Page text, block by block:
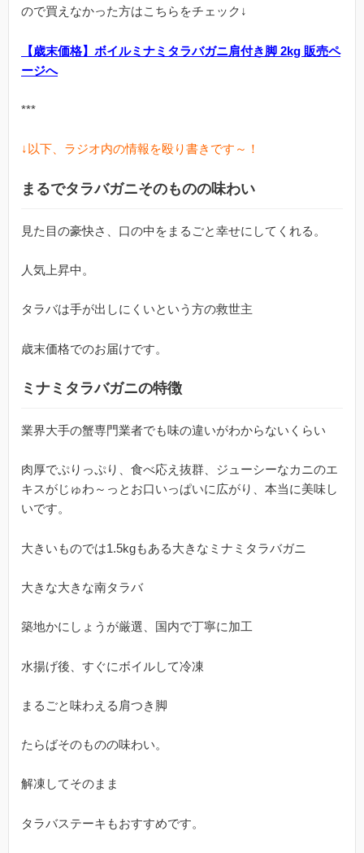
ので買えなかった方はこちらをチェック↓
【歳末価格】ボイルミナミタラバガニ肩付き脚 2kg 販売ペ
ージへ
***
↓以下、ラジオ内の情報を殴り書きです～！
まるでタラバガニそのものの味わい
見た目の豪快さ、口の中をまるごと幸せにしてくれる。
人気上昇中。
タラバは手が出しにくいという方の救世主
歳末価格でのお届けです。
ミナミタラバガニの特徴
業界大手の蟹専門業者でも味の違いがわからないくらい
肉厚でぷりっぷり、食べ応え抜群、ジューシーなカニのエ
キスがじゅわ～っとお口いっぱいに広がり、本当に美味し
いです。
大きいものでは1.5kgもある大きなミナミタラバガニ
大きな大きな南タラバ
築地かにしょうが厳選、国内で丁寧に加工
水揚げ後、すぐにボイルして冷凍
まるごと味わえる肩つき脚
たらばそのものの味わい。
解凍してそのまま
タラバステーキもおすすめです。